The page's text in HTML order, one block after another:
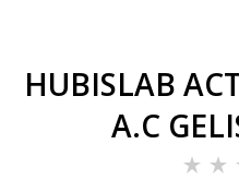
HUBISLAB
A.C